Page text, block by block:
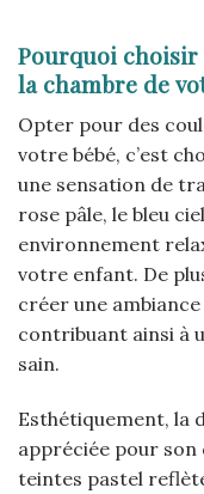
Pourquoi
la chambre de
Opter pour des
votre bébé, c’est
une sensation de
rose pâle, le bleu
environnement
votre enfant. De
créer une
contribuant ainsi à
sain.
Esthétiquement, la
appréciée pour son
teintes pastel